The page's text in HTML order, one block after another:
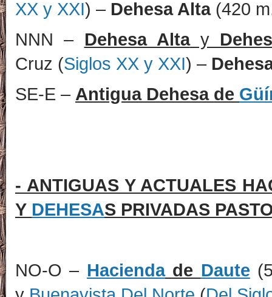
XX y XXI) – Dehesa Alta(420
NNN – Dehesa Altay
Cruz (Siglos XX y XXI) –
SE-E – Antigua Dehesa de
- ANTIGUAS Y ACTUALES
Y DEHESAS PRIVADAS
NO-O – Haciendade Daute